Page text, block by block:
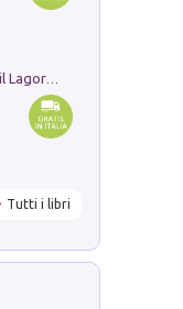
Tutti i libri